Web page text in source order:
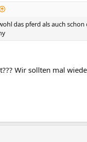
das pferd als auch schon
Wir sollten mal